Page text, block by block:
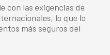
con las exigencias de
lo que lo
más seguros del